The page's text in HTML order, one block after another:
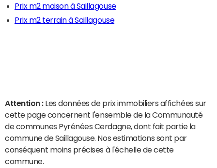
Prix m2 maison à Saillagouse
Prix m2 terrain à Saillagouse
Attention : Les données de prix immobiliers affichées sur
cette page concernent l'ensemble de la Communauté
de communes Pyrénées Cerdagne, dont fait partie la
commune de Saillagouse. Nos estimations sont par
conséquent moins précises à l'échelle de cette
commune.